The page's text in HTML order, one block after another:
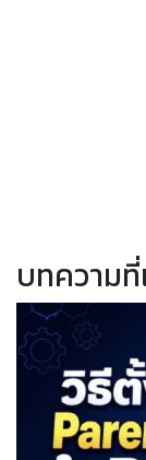
บทความ